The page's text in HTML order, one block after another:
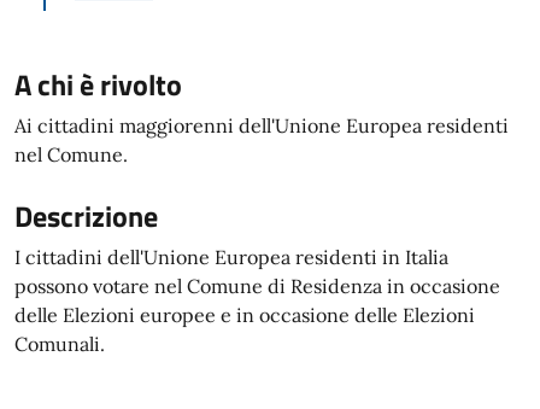
A chi è rivolto
Ai cittadini maggiorenni dell'Unione Europea residenti
nel Comune.
Descrizione
I cittadini dell'Unione Europea residenti in Italia
possono votare nel Comune di Residenza in occasione
delle Elezioni europee e in occasione delle Elezioni
Comunali.